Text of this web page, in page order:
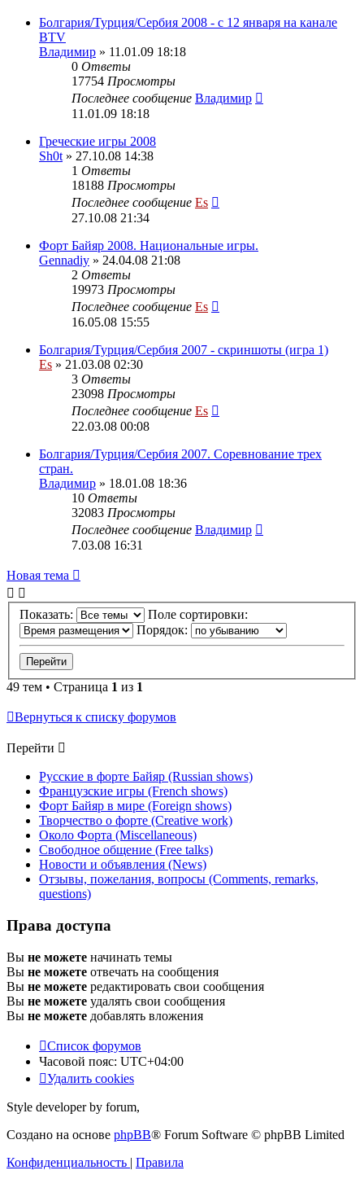
Болгария/Турция/Сербия 2008 - c 12 января на канале
BTV
Владимир » 11.01.09 18:18
0 Ответы
17754 Просмотры
Последнее сообщение Владимир
11.01.09 18:18
Греческие игры 2008
Sh0t » 27.10.08 14:38
1 Ответы
18188 Просмотры
Последнее сообщение Es
27.10.08 21:34
Форт Байяр 2008. Национальные игры.
Gennadiy » 24.04.08 21:08
2 Ответы
19973 Просмотры
Последнее сообщение Es
16.05.08 15:55
Болгария/Турция/Сербия 2007 - скриншоты (игра 1)
Es » 21.03.08 02:30
3 Ответы
23098 Просмотры
Последнее сообщение Es
22.03.08 00:08
Болгария/Турция/Сербия 2007. Соревнование трех
стран.
Владимир » 18.01.08 18:36
10 Ответы
32083 Просмотры
Последнее сообщение Владимир
7.03.08 16:31
Новая тема
Показать:
Поле сортировки:
Порядок:
49 тем • Страница 1 из 1
Вернуться к списку форумов
Перейти
Русские в форте Байяр (Russian shows)
Французские игры (French shows)
Форт Байяр в мире (Foreign shows)
Творчество о форте (Creative work)
Около Форта (Miscellaneous)
Свободное общение (Free talks)
Новости и объявления (News)
Отзывы, пожелания, вопросы (Comments, remarks,
questions)
Права доступа
Вы не можете начинать темы
Вы не можете отвечать на сообщения
Вы не можете редактировать свои сообщения
Вы не можете удалять свои сообщения
Вы не можете добавлять вложения
Список форумов
Часовой пояс: UTC+04:00
Удалить cookies
Style developer by forum,
Создано на основе phpBB® Forum Software © phpBB Limited
Конфиденциальность | Правила